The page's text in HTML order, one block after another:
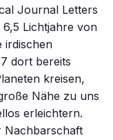
Journal Letters
6,5 Lichtjahre von
irdischen
dort bereits
kreisen,
Nähe zu uns
erleichtern.
Nachbarschaft